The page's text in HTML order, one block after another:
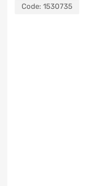
Code: 1530735